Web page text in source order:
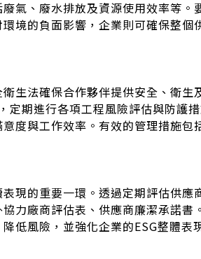
氣、廢水排放及資源使用效率等
境的負面影響，企業則可確保整
生法確保合作夥伴提供安全、衛
定期進行各項工程風險評估與防護
度與工作效率。有效的管理措施
現的重要一環。透過定期評估供
力廠商評估表、供應商廉潔承諾
低風險，並強化企業的ESG整體表